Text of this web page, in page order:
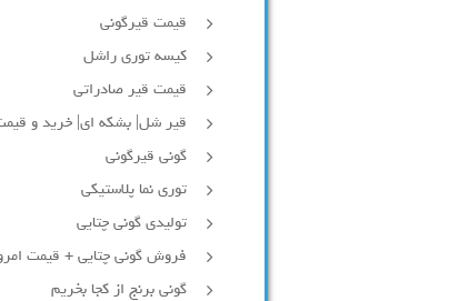
قیمت قیرگونی
کیسه توری راشل
قیمت قیر صادراتی
قیر شل| بشکه ای| خرید و
گونی قیرگونی
توری نما پلاستیکی
تولیدی گونی چتایی
فروش گونی چتایی + قیمت امروز
گونی برنج از کجا بخریم